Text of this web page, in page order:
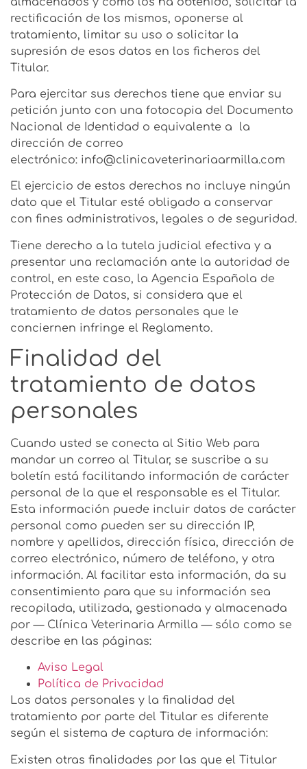
rectificación de los mismos, oponerse al
tratamiento, limitar su uso o solicitar la
supresión de esos datos en los ficheros del
Titular.
Para ejercitar sus derechos tiene que enviar su
petición junto con una fotocopia del Documento
Nacional de Identidad o equivalente a la
dirección de correo
electrónico: info@clinicaveterinariaarmilla.com
El ejercicio de estos derechos no incluye ningún
dato que el Titular esté obligado a conservar
con fines administrativos, legales o de seguridad.
Tiene derecho a la tutela judicial efectiva y a
presentar una reclamación ante la autoridad de
control, en este caso, la Agencia Española de
Protección de Datos, si considera que el
tratamiento de datos personales que le
conciernen infringe el Reglamento.
Finalidad del
tratamiento de datos
personales
Cuando usted se conecta al Sitio Web para
mandar un correo al Titular, se suscribe a su
boletín está facilitando información de carácter
personal de la que el responsable es el Titular.
Esta información puede incluir datos de carácter
personal como pueden ser su dirección IP,
nombre y apellidos, dirección física, dirección de
correo electrónico, número de teléfono, y otra
información. Al facilitar esta información, da su
consentimiento para que su información sea
recopilada, utilizada, gestionada y almacenada
por — Clínica Veterinaria Armilla — sólo como se
describe en las páginas:
Aviso Legal
Política de Privacidad
Los datos personales y la finalidad del
tratamiento por parte del Titular es diferente
según el sistema de captura de información:
Existen otras finalidades por las que el Titular